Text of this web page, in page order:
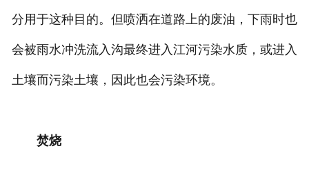
分用于这种目的。但喷洒在道路上的废油，下雨时也
会被雨水冲洗流入沟最终进入江河污染水质，或进入
土壤而污染土壤，因此也会污染环境。
焚烧